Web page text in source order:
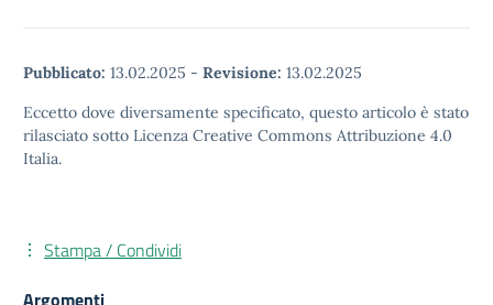
Pubblicato: 13.02.2025 - Revisione: 13.02.2025
Eccetto dove diversamente specificato, questo articolo è stato
rilasciato sotto Licenza Creative Commons Attribuzione 4.0
Italia.
Stampa / Condividi
Argomenti